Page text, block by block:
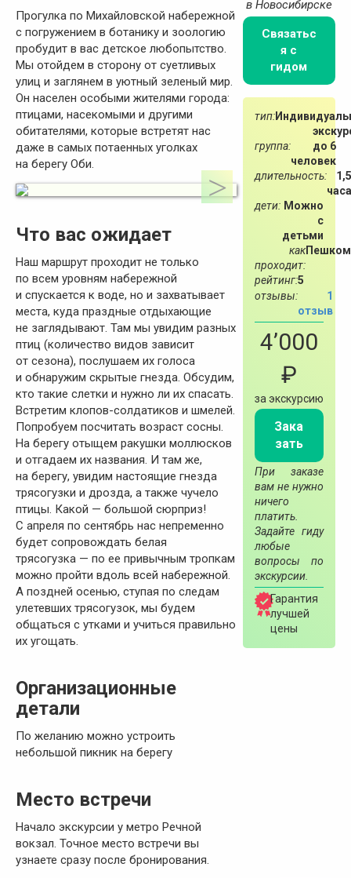
в Новосибирске
Связатьс
я с
гидом
тип:
группа:
до 6
человек
длительность:
1,5
часа
дети: Можно
с
детьми
как
проходит:
Пешком
рейтинг:5
отзывы:
1
отзыв
4’000
₽
за экскурсию
Зака
зать
При заказе
вам не нужно
ничего
платить.
Задайте гиду
любые
вопросы по
экскурсии.
Гарантия
лучшей
цены
Прогулка по Михайловской набережной
с погружением в ботанику и зоологию
пробудит в вас детское любопытство.
Мы отойдем в сторону от суетливых
улиц и заглянем в уютный зеленый мир.
Он населен особыми жителями города:
птицами, насекомыми и другими
обитателями, которые встретят нас
даже в самых потаенных уголках
на берегу Оби.
Что вас ожидает
Наш маршрут проходит не только
по всем уровням набережной
и спускается к воде, но и захватывает
места, куда праздные отдыхающие
не заглядывают. Там мы увидим разных
птиц (количество видов зависит
от сезона), послушаем их голоса
и обнаружим скрытые гнезда. Обсудим,
кто такие слетки и нужно ли их спасать.
Встретим клопов-солдатиков и шмелей.
Попробуем посчитать возраст сосны.
На берегу отыщем ракушки моллюсков
и отгадаем их названия. И там же,
на берегу, увидим настоящие гнезда
трясогузки и дрозда, а также чучело
птицы. Какой — большой сюрприз!
С апреля по сентябрь нас непременно
будет сопровождать белая
трясогузка — по ее привычным тропкам
можно пройти вдоль всей набережной.
А поздней осенью, ступая по следам
улетевших трясогузок, мы будем
общаться с утками и учиться правильно
их угощать.
Организационные
детали
По желанию можно устроить
небольшой пикник на берегу
Место встречи
Начало экскурсии у метро Речной
вокзал. Точное место встречи вы
узнаете сразу после бронирования.